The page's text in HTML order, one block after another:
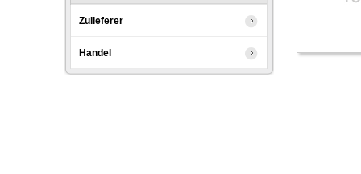
Zulieferer
Handel